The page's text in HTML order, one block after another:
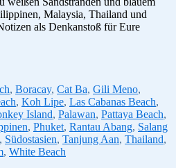
Malaysia, Thailand und
als Denkanstoß für Eure
, Boracay, Cat Ba, Gili Meno,
, Koh Lipe, Las Cabanas Beach,
Island, Palawan, Pattaya Beach,
, Phuket, Rantau Abang, Salang
, Südostasien, Tanjung Aan, Thailand,
, White Beach